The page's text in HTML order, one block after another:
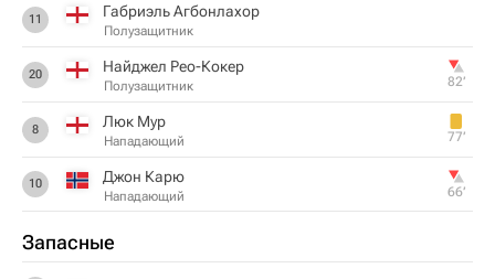
11 Габриэль Агбонлахор
Полузащитник
20 Найджел Рео-Кокер
Полузащитник 82‎’‎
8 Люк Мур
Нападающий 77‎’‎
10 Джон Карю
Нападающий 66‎’‎
Запасные